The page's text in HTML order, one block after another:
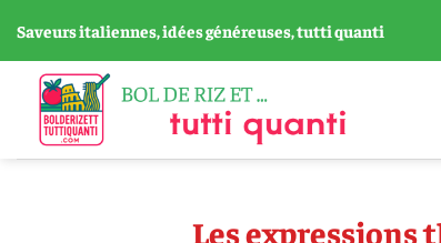
au
contenu
Saveurs italiennes, idées généreuses, tutti quanti
Les expressions